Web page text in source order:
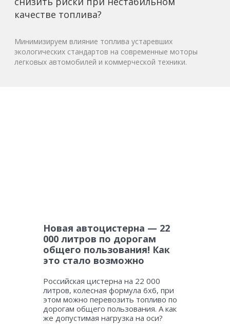
качестве топлива?
Минимизируем влияние топлива устаревших
экологических стандартов на современные моторы
легковых автомобилей и коммерческой техники.
Новая автоцистерна — 22
000 литров по дорогам
общего пользования! Как
это стало возможно
Российская цистерна на 22 000
литров, колесная формула 6х6, при
этом можно перевозить топливо по
дорогам общего пользования. А как
же допустимая нагрузка на оси?